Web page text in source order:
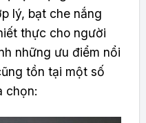
lý, bạt che nắng
thực cho người
những ưu điểm nổi
tồn tại một số
chọn: